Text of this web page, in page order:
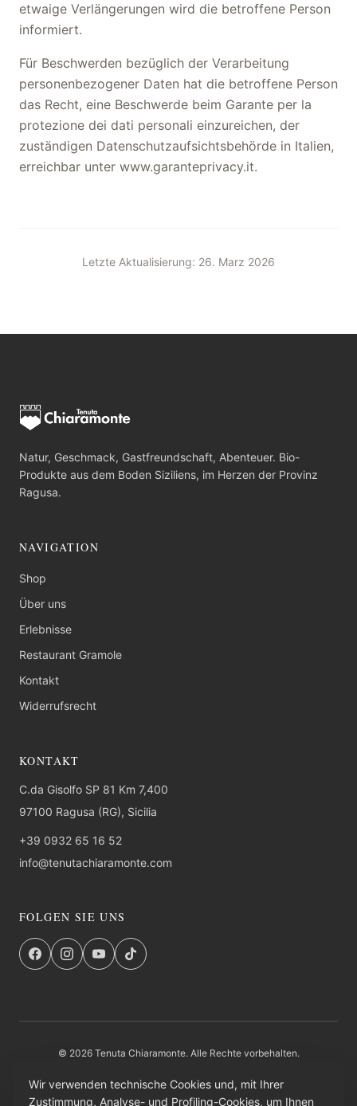
etwaige Verlängerungen wird die betroffene Person
informiert.
Für Beschwerden bezüglich der Verarbeitung
personenbezogener Daten hat die betroffene Person
das Recht, eine Beschwerde beim Garante per la
protezione dei dati personali einzureichen, der
zuständigen Datenschutzaufsichtsbehörde in Italien,
erreichbar unter www.garanteprivacy.it.
Letzte Aktualisierung: 26. Marz 2026
Natur, Geschmack, Gastfreundschaft, Abenteuer. Bio-
Produkte aus dem Boden Siziliens, im Herzen der Provinz
Ragusa.
NAVIGATION
Shop
Über uns
Erlebnisse
Restaurant Gramole
Kontakt
Widerrufsrecht
KONTAKT
C.da Gisolfo SP 81 Km 7,400
97100 Ragusa (RG), Sicilia
+39 0932 65 16 52
info@tenutachiaramonte.com
FOLGEN SIE UNS
© 2026 Tenuta Chiaramonte. Alle Rechte vorbehalten.
Wir verwenden technische Cookies und, mit Ihrer
Zustimmung, Analyse- und Profiling-Cookies, um Ihnen